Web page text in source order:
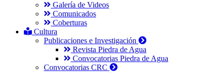
Galería de Videos
Comunicados
Coberturas
Cultura
Publicaciones e Investigación
Revista Piedra de Agua
Convocatorias Piedra de Agua
Convocatorias CRC